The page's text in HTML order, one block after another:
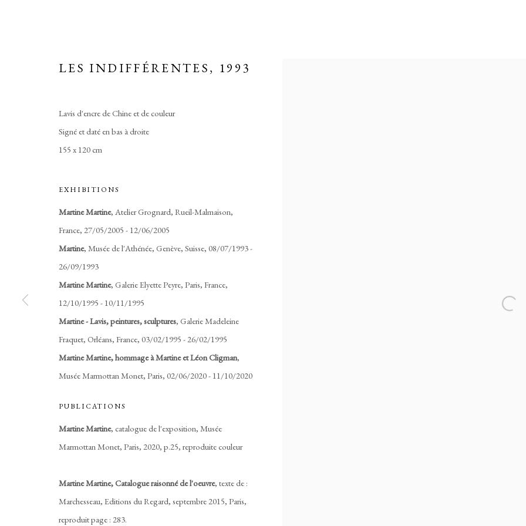
TRIBUS
COPYRIGHT © 2026 MARTINE MARTINE SITE BY ARTLOGIC
LES INDIFFÉRENTES, 1993
Lavis d'encre de Chine et de couleur
Signé et daté en bas à droite
155 x 120 cm
EXHIBITIONS
Martine Martine, Atelier Grognard, Rueil-Malmaison,
France, 27/05/2005 - 12/06/2005
Martine, Musée de l'Athénée, Genève, Suisse, 08/07/1993 -
26/09/1993
Martine Martine, Galerie Elyette Peyre, Paris, France,
12/10/1995 - 10/11/1995
Martine - Lavis, peintures, sculptures, Galerie Madeleine
Fraquet, Orléans, France, 03/02/1995 - 26/02/1995
Martine Martine, hommage à Martine et Léon Cligman,
Musée Marmottan Monet, Paris, 02/06/2020 - 11/10/2020
PUBLICATIONS
Martine Martine, catalogue de l'exposition, Musée
Marmottan Monet, Paris, 2020, p.25, reproduite couleur
Martine Martine, Catalogue raisonné de l'oeuvre, texte de :
Marchesseau, Editions du Regard, septembre 2015, Paris,
reproduit page : 283.